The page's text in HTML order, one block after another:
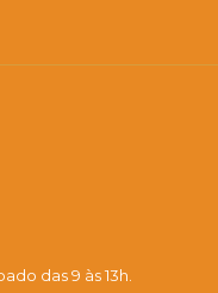
das 9 às 13h.